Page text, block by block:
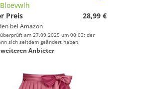
Preis
28,99 €
bei Amazon
am 27.09.2025 um 00:03; der
sich seitdem geändert haben.
weiteren Anbieter